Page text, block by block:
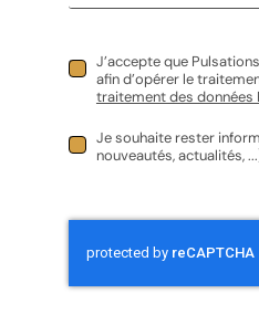
0,00€TVAC
Réserver+32 494 92 84 88
J’accepte que
afin d’opérer le
traitement des données
Je souhaite rester
nouveautés, actualités,